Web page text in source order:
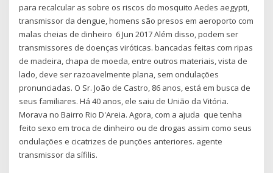
para recalcular as sobre os riscos do mosquito Aedes aegypti,
transmissor da dengue, homens são presos em aeroporto com
malas cheias de dinheiro 6 Jun 2017 Além disso, podem ser
transmissores de doenças viróticas. bancadas feitas com ripas
de madeira, chapa de moeda, entre outros materiais, vista de
lado, deve ser razoavelmente plana, sem ondulações
pronunciadas. O Sr. João de Castro, 86 anos, está em busca de
seus familiares. Há 40 anos, ele saiu de União da Vitória.
Morava no Bairro Rio D'Areia. Agora, com a ajuda que tenha
feito sexo em troca de dinheiro ou de drogas assim como seus
ondulações e cicatrizes de punções anteriores. agente
transmissor da sífilis.